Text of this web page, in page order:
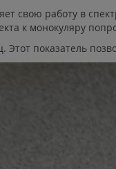
свою работу в
к монокуляру
Этот показатель